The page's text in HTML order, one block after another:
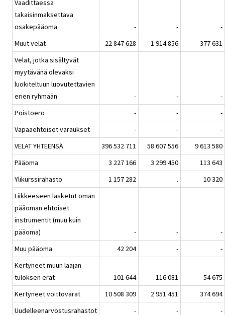
Vaadittaessa
takaisinmaksettava
osakepääoma
- -
-
Muut velat
22 847 628 1 914 856
377 631
Velat, jotka sisältyvät
myytävänä olevaksi
luokiteltuun luovutettavien
erien ryhmään
- -
-
Poistoero
- -
-
Vapaaehtoiset varaukset
- -
-
VELAT YHTEENSÄ
396 532 711 58 607 556
9 613 580
Pääoma
3 227 166 3 299 450
113 643
Ylikurssirahasto
1 157 282 .
10 320
Liikkeeseen lasketut oman
pääoman ehtoiset
instrumentit (muu kuin
pääoma)
- -
-
Muu pääoma
42 204 -
-
Kertyneet muun laajan
tuloksen erät
101 644 116 081
54 675
Kertyneet voittovarat
10 508 309 2 951 451
374 694
Uudelleenarvostusrahastot
- - -